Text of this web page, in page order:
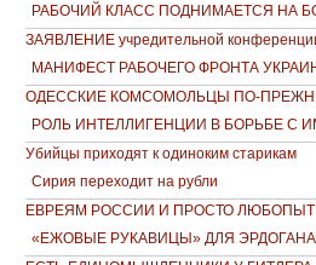
РАБОЧИЙ КЛАСС ПОДНИМАЕТСЯ НА
ЗАЯВЛЕНИЕ учредительной
МАНИФЕСТ РАБОЧЕГО ФРОНТА
ОДЕССКИЕ КОМСОМОЛЬЦЫ ПО-
РОЛЬ ИНТЕЛЛИГЕНЦИИ В БОРЬБЕ С
Убийцы приходят к одиноким старикам
Сирия переходит на рубли
ЕВРЕЯМ РОССИИ И ПРОСТО
«ЕЖОВЫЕ РУКАВИЦЫ» ДЛЯ ЭРДОГАНА